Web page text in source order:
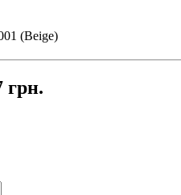
(Beige)
(Sand yellow)
грн.